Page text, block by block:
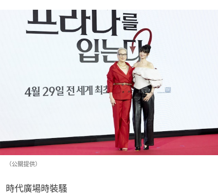
（公關提供）
時代廣場時裝騷